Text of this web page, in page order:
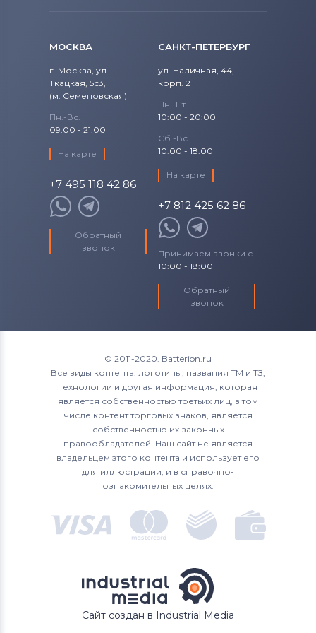
Аккумуляторы для ноутбуков
Machenike
Аккумуляторы для ноутбуковClevo
Аккумуляторы для ноутбуковSony
Аккумуляторы для ноутбуков
Fujitsu-Siemens
Аккумуляторы для ноутбуков
Аккумуляторы для ноутбуков
Аккумуляторы для ноутбуков
Аккумуляторы для ноутбуков Acer
Аккумуляторы для ноутбуков Asus
Аккумуляторы для ноутбуков
Alienware
Precision 15
Studio
Studio 14
Venue
Vostro
XPS 15
1525
1526
1545
1564
1721
1764
3043
МОСКВА
г. Москва, ул.
Ткацкая, 5с3,
(м. Семеновская)
Пн.-Вс.
09:00 - 21:00
На карте
+7 495 118 42 86
Обратный
звонок
САНКТ-ПЕТЕРБУРГ
ул. Наличная, 44,
корп. 2
Пн.-Пт.
10:00 - 20:00
Сб.-Вс.
10:00 - 18:00
На карте
+7 812 425 62 86
Принимаем звонки с
10:00 - 18:00
Обратный
звонок
© 2011-2020. Batterion.ru
Все виды контента: логотипы, названия ТМ и ТЗ,
технологии и другая информация, которая
является собственностью третьих лиц, в том
числе контент торговых знаков, является
собственностью их законных
правообладателей. Наш сайт не является
владельцем этого контента и использует его
для иллюстрации, и в справочно-
ознакомительных целях.
Сайт создан в Industrial Media